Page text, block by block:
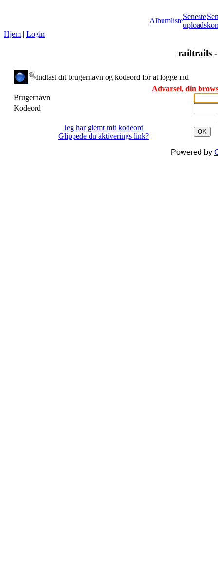
Albumliste
Seneste
uploads
Hjem | Login
railtrails
Indtast dit brugernavn og kodeord for at logge ind
Advarsel, din
Brugernavn
Kodeord
Jeg har glemt mit kodeord
Glippede du aktiverings link?
OK
Powered by